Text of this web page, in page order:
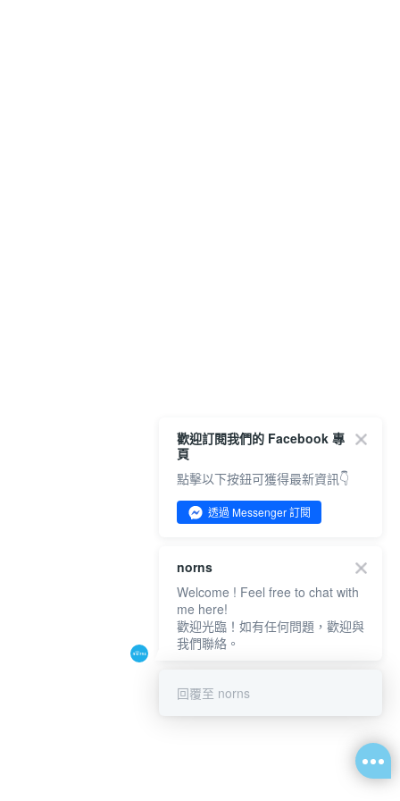
歡迎訂閱我們的 Facebook 專
頁
點擊以下按鈕可獲得最新資訊👇
透過 Messenger 訂閱
norns
Welcome ! Feel free to chat with
me here!
歡迎光臨！如有任何問題，歡迎與
我們聯絡。
回覆至 norns